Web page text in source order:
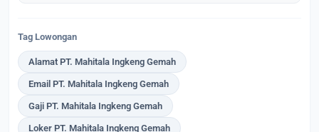
Tag Lowongan
Alamat PT. Mahitala Ingkeng Gemah
Email PT. Mahitala Ingkeng Gemah
Gaji PT. Mahitala Ingkeng Gemah
Loker PT. Mahitala Ingkeng Gemah